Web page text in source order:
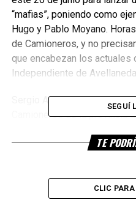
“mafias”, poniendo como
Hugo y Pablo Moyano.
de Camioneros, y no
que encabezan los actuales
Independiente de Avellaneda.
Sergio Aladio, secretario
Camioneros de la provincia
de la tarde (Radio 2). Lo
“La defensa de lo que dice
SEGUÍ
TE
CLIC